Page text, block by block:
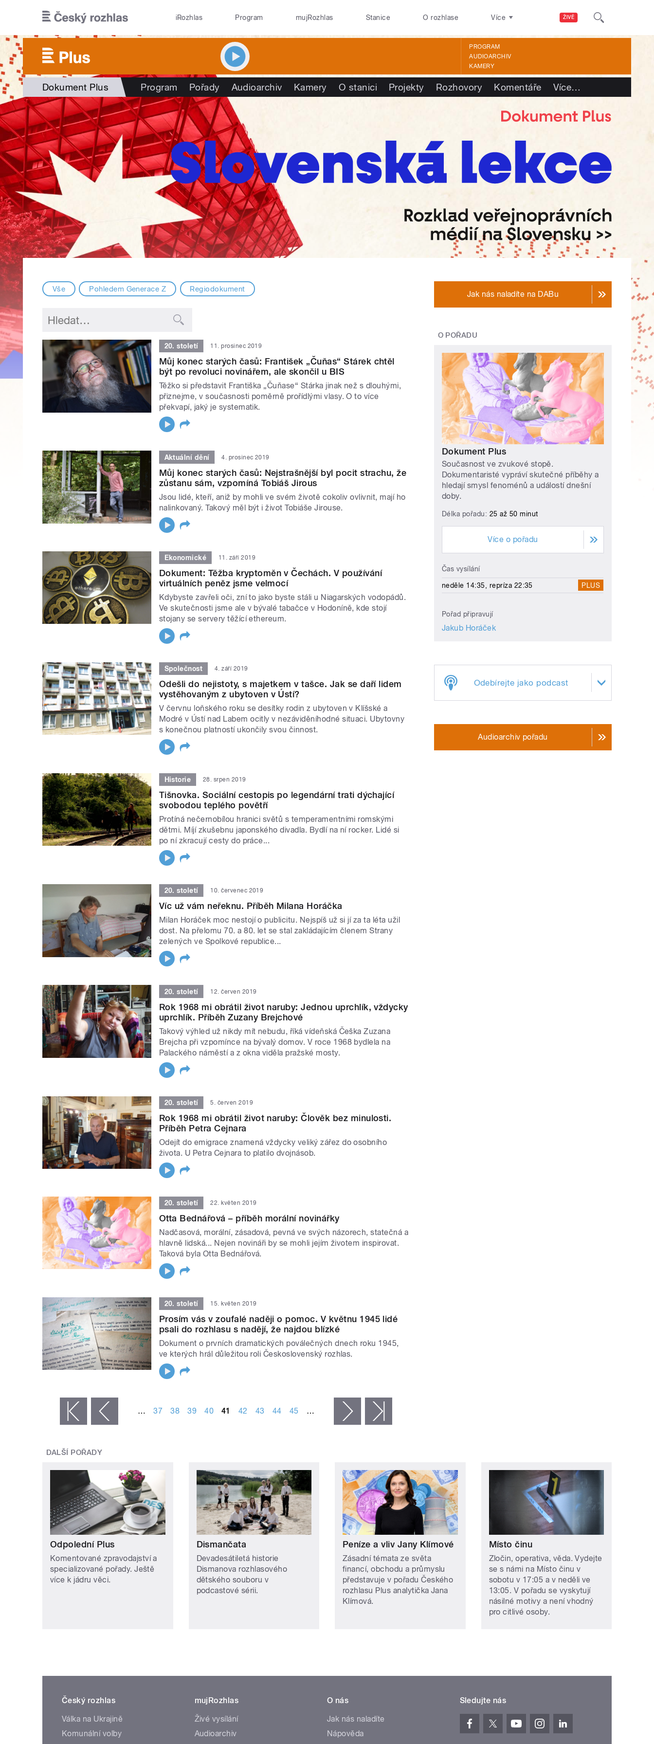
ŽIVĚ
iRozhlas Program mujRozhlas Stanice O rozhlase Více
PROGRAM
AUDIOARCHIV
KAMERY
Dokument Plus Program Pořady Audioarchiv Kamery O stanici Projekty Rozhovory Komentáře Více…
Vše Pohledem Generace Z Regiodokument
20. století 11. prosinec 2019
Můj konec starých časů: František „Čuňas“ Stárek chtěl
být po revoluci novinářem, ale skončil u BIS
Těžko si představit Františka „Čuňase“ Stárka jinak než s dlouhými,
přiznejme, v současnosti poměrně prořídlými vlasy. O to více
překvapí, jaký je systematik.
Aktuální dění 4. prosinec 2019
Můj konec starých časů: Nejstrašnější byl pocit strachu, že
zůstanu sám, vzpomíná Tobiáš Jirous
Jsou lidé, kteří, aniž by mohli ve svém životě cokoliv ovlivnit, mají ho
nalinkovaný. Takový měl být i život Tobiáše Jirouse.
Ekonomické 11. září 2019
Dokument: Těžba kryptoměn v Čechách. V používání
virtuálních peněz jsme velmocí
Kdybyste zavřeli oči, zní to jako byste stáli u Niagarských vodopádů.
Ve skutečnosti jsme ale v bývalé tabačce v Hodoníně, kde stojí
stojany se servery těžící ethereum.
Společnost 4. září 2019
Odešli do nejistoty, s majetkem v tašce. Jak se daří lidem
vystěhovaným z ubytoven v Ústí?
V červnu loňského roku se desítky rodin z ubytoven v Klíšské a
Modré v Ústí nad Labem ocitly v nezáviděníhodné situaci. Ubytovny
s konečnou platností ukončily svou činnost.
Historie 28. srpen 2019
Tišnovka. Sociální cestopis po legendární trati dýchající
svobodou teplého povětří
Protíná nečernobílou hranici světů s temperamentními romskými
dětmi. Míjí zkušebnu japonského divadla. Bydlí na ní rocker. Lidé si
po ní zkracují cesty do práce...
20. století 10. červenec 2019
Víc už vám neřeknu. Příběh Milana Horáčka
Milan Horáček moc nestojí o publicitu. Nejspíš už si jí za ta léta užil
dost. Na přelomu 70. a 80. let se stal zakládajícím členem Strany
zelených ve Spolkové republice...
20. století 12. červen 2019
Rok 1968 mi obrátil život naruby: Jednou uprchlík, vždycky
uprchlík. Příběh Zuzany Brejchové
Takový výhled už nikdy mít nebudu, říká vídeňská Češka Zuzana
Brejcha při vzpomínce na bývalý domov. V roce 1968 bydlela na
Palackého náměstí a z okna viděla pražské mosty.
20. století 5. červen 2019
Rok 1968 mi obrátil život naruby: Člověk bez minulosti.
Příběh Petra Cejnara
Odejít do emigrace znamená vždycky veliký zářez do osobního
života. U Petra Cejnara to platilo dvojnásob.
20. století 22. květen 2019
Otta Bednářová – příběh morální novinářky
Nadčasová, morální, zásadová, pevná ve svých názorech, statečná a
hlavně lidská... Nejen novináři by se mohli jejím životem inspirovat.
Taková byla Otta Bednářová.
20. století 15. květen 2019
Prosím vás v zoufalé naději o pomoc. V květnu 1945 lidé
psali do rozhlasu s nadějí, že najdou blízké
Dokument o prvních dramatických poválečných dnech roku 1945,
ve kterých hrál důležitou roli Československý rozhlas.
‹ předchozí … 37 38 39 40 41 42 43 44 45 … následující ›
Jak nás naladíte na DABu
O POŘADU
Dokument Plus
Současnost ve zvukové stopě.
Dokumentaristé vypráví skutečné příběhy a
hledají smysl fenoménů a událostí dnešní
doby.
Délka pořadu: 25 až 50 minut
Více o pořadu
Čas vysílání
neděle 14:35, repríza 22:35 PLUS
Pořad připravují
Jakub Horáček
Odebírejte jako podcast
Audioarchiv pořadu
DALŠÍ POŘADY
Odpolední Plus
Komentované zpravodajství a
specializované pořady. Ještě
více k jádru věci.
Dismančata
Devadesátiletá historie
Dismanova rozhlasového
dětského souboru v
podcastové sérii.
Peníze a vliv Jany Klímové
Zásadní témata ze světa
financí, obchodu a průmyslu
představuje v pořadu Českého
rozhlasu Plus analytička Jana
Klímová.
Místo činu
Zločin, operativa, věda. Vydejte
se s námi na Místo činu v
sobotu v 17:05 a v neděli ve
13:05. V pořadu se vyskytují
násilné motivy a není vhodný
pro citlivé osoby.
Český rozhlas
Válka na Ukrajině
Komunální volby
mujRozhlas
Živé vysílání
Audioarchiv
O nás
Jak nás naladíte
Nápověda
Sledujte nás